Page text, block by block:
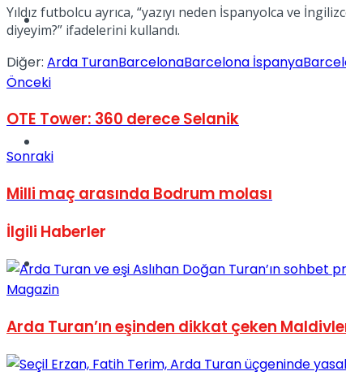
Müzik
Tatil
Yıldız futbolcu ayrıca, “yazıyı neden İspanyolca ve
diyeyim?” ifadelerini kullandı.
Diğer: Arda TuranBarcelonaBarcelona İspanya
Önceki
OTE Tower: 360 derece Selanik
Sonraki
Milli maç arasında Bodrum molası
İlgili Haberler
Magazin
Arda Turan’ın eşinden dikkat çeken